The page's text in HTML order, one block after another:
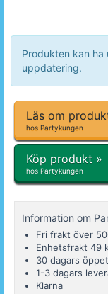
Produkten kan
uppdatering.
Läs om
hos Partykungen
Köp produkt »
hos Partykungen
Information om
Fri frakt över
Enhetsfrakt 49
30 dagars
1-3 dagars
Klarna